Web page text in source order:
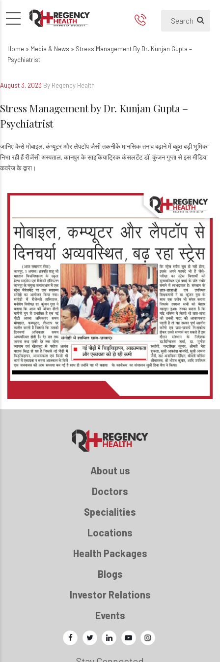
Stress Management by Dr.
Home » Media & News » Stress Management By Dr. Kunjan Gupta –
Psychiatrist
August 3, 2023 By Regency Health
Stress Management by Dr. Kunjan Gupta –
Psychiatrist
जानिए कैसे मोबाइल, कंप्यूटर और लैपटॉप जैसी तकनीकें मानसिक तनाव बढ़ाने में बहुत बड़ी भूमिका
निभा रही हैं रीजेंसी अस्पताल, कानपुर के साइकियाट्रिक कंसलटेंट डॉ. कुंजन गुप्ता से इस मीडिया
कवरेज के द्वारा।
About us
Doctors
Specialities
Locations
Health Packages
Blogs
Investor Relations
Events